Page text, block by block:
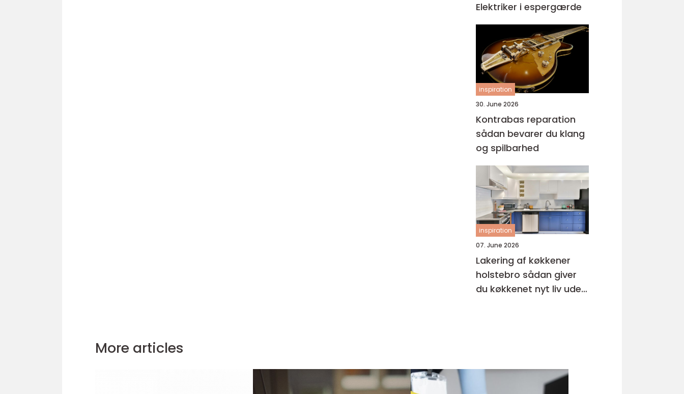
Elektriker i espergærde
inspiration
30. June 2026
Kontrabas reparation
sådan bevarer du klang
og spilbarhed
inspiration
07. June 2026
Lakering af køkkener
holstebro sådan giver
du køkkenet nyt liv uden
More articles